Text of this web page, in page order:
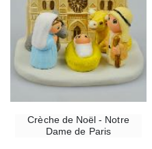
Crèche de Noël - Notre
Dame de Paris